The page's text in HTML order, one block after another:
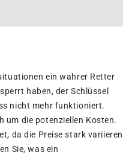
ein wahrer Retter
haben, der Schlüssel
nicht mehr funktioniert.
um die potenziellen Kosten.
da die Preise stark variieren
Sie, was ein